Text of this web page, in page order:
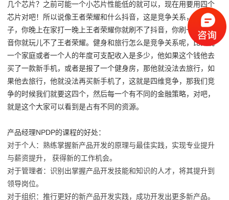
几个芯片？之前可能一个小芯片性能低的就可以，现在用要用四个
芯片对吧！所以说像王者荣耀和什么抖音，这是竞争关系，举个例
子，你晚上在家打一晚上王者荣耀你就刷不了抖音，你刷一晚上抖
音你就玩儿不了王者荣耀。健身和旅行怎么是竞争关系呢，比如说
一个家庭或者一个人的年度可支配收入是多少，他如果这个钱他去
买了一款新手机，或者是报了一个健身房，那他就没法去旅行，如
果他去旅行，他就没法再买新手机了，这就是四维竞争，那我们竞
争的时候我们就要这四个，然后每一个有不同的金融策略，对吧，
就是这个大家可以看到是占有不同的资源。
产品经理NPDP的课程的好处：
对于个人：熟练掌握新产品开发的原理与最佳实践，实现专业提升
与薪资提升， 获得新的工作机会。
对于管理者：识别出掌握产品开发技能和知识的人才，将其提升到
领导岗位。
对于组织：推行更好的新产品开发实践，成功开发出更多新产品。